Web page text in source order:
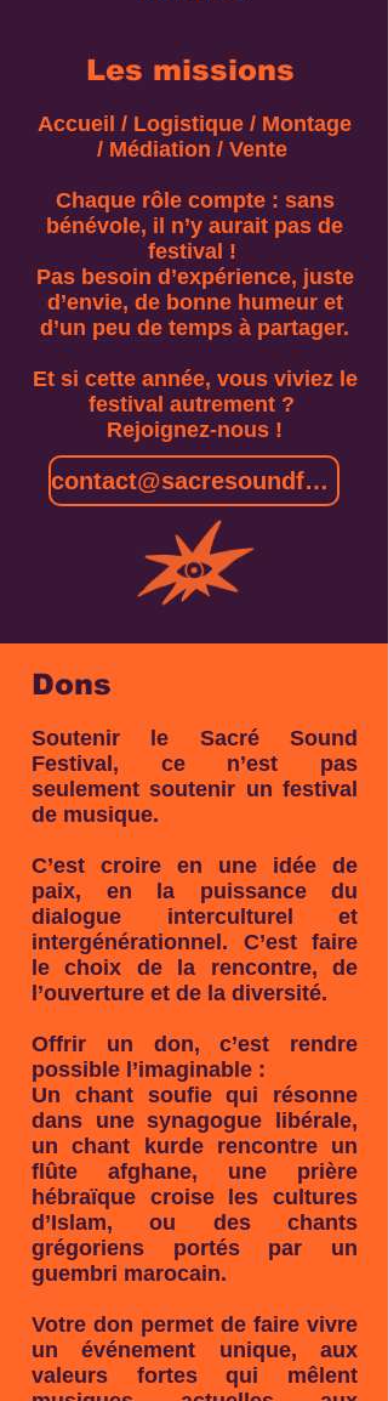
Les missions
Accueil / Logistique / Montage
/ Médiation / Vente
Chaque rôle compte : sans
bénévole, il n’y aurait pas de
festival !
Pas besoin d’expérience, juste
d’envie, de bonne humeur et
d’un peu de temps à partager.
Et si cette année, vous viviez le
festival autrement ?
Rejoignez-nous !
contact@sacresoundfestival.com
Dons
Soutenir le Sacré Sound
Festival, ce n’est pas
seulement soutenir un festival
de musique.
C’est croire en une idée de
paix, en la puissance du
dialogue interculturel et
intergénérationnel. C’est faire
le choix de la rencontre, de
l’ouverture et de la diversité.
Offrir un don, c’est rendre
possible l’imaginable :
Un chant soufie qui résonne
dans une synagogue libérale,
un chant kurde rencontre un
flûte afghane, une prière
hébraïque croise les cultures
d’Islam, ou des chants
grégoriens portés par un
guembri marocain.
Votre don permet de faire vivre
un événement unique, aux
valeurs fortes qui mêlent